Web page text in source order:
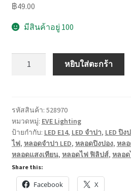
฿49.00
มีสินค้าอยู่ 100
Gen2
ทรง
เปลว
เทียน
ทรง
โอ
เปร่า
หยิบใส่ตะกร้า
รหัสสินค้า: 528970
หมวดหมู่: EVE Lighting
ป้ายกำกับ: LED E14, LED จำปา, LED ปิง
ไฟ, หลอดจำปา LED, หลอดปิงปอง, หลอ
หลอดแสงเทียน, หลอดไฟ ฟิลิปส์, หลอ
Share this:
Facebook X